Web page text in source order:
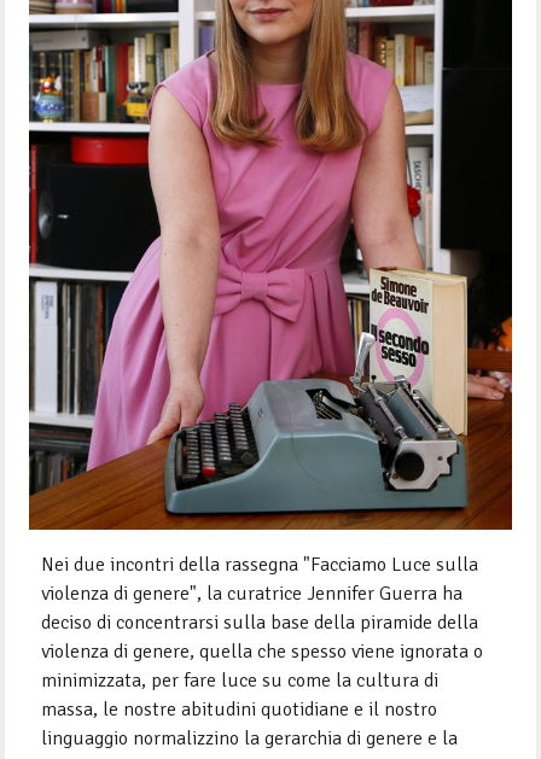
Nei due incontri della rassegna "Facciamo Luce sulla
violenza di genere", la curatrice Jennifer Guerra ha
deciso di concentrarsi sulla base della piramide della
violenza di genere, quella che spesso viene ignorata o
minimizzata, per fare luce su come la cultura di
massa, le nostre abitudini quotidiane e il nostro
linguaggio normalizzino la gerarchia di genere e la